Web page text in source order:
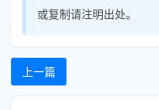
或复制请注明出处。
上一篇